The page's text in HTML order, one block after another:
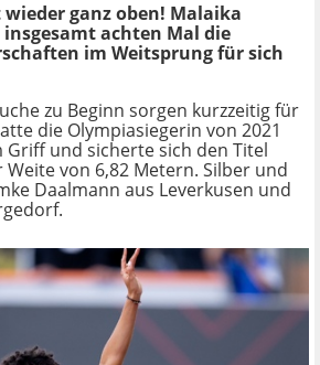
ganz oben! Malaika
achten Mal die
im Weitsprung für sich
zu Beginn sorgen kurzzeitig für
die Olympiasiegerin von 2021
Griff und sicherte sich den Titel
von 6,82 Metern. Silber und
Daalmann aus Leverkusen und